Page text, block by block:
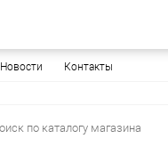
Новости Контакты